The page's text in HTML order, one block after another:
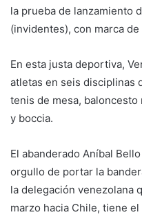
la prueba de lanzamiento
(invidentes), con marca de
En esta justa deportiva,
atletas en seis disciplinas
tenis de mesa,
y boccia.
El abanderado Aníbal
orgullo de portar la
la delegación venezolana
marzo hacia Chile, tiene